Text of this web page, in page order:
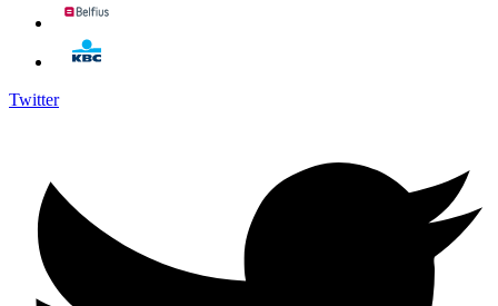
Twitter